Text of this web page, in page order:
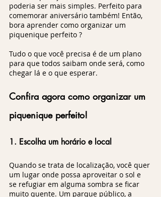
poderia ser mais simples. Perfeito para
comemorar aniversário também! Então,
bora aprender como organizar um
piquenique perfeito ?
Tudo o que você precisa é de um plano
para que todos saibam onde será, como
chegar lá e o que esperar.
Confira agora como organizar um
piquenique perfeito!
1. Escolha um horário e local
Quando se trata de localização, você quer
um lugar onde possa aproveitar o sol e
se refugiar em alguma sombra se ficar
muito quente. Um parque público, a